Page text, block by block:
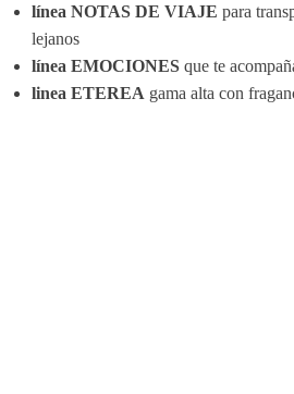
línea NOTAS DE VIAJE para
lejanos
línea EMOCIONES que te
linea ETEREA gama alta con